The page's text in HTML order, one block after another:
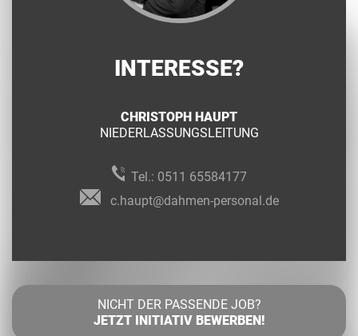
INTERESSE?
CHRISTOPH HAUPT
NIEDERLASSUNGSLEITUNG
Tel.: 0511 65584177
c.haupt@dahmen-personal.de
NICHT DER PASSENDE JOB?
JETZT INITIATIV BEWERBEN!